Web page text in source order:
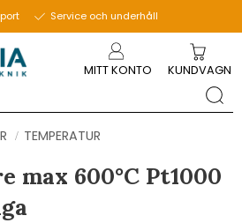
Service och underhåll
MITT KONTO KUNDVAGN
TEMPERATUR
max 600°C Pt1000